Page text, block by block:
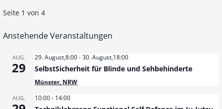
B
e
Seite 1 von 4
Anstehende Veranstaltungen
AUG.
29
29. August,8:00-30. August,18:00
SelbstSicherheit für Blinde und Sehbehinderte
Münster, NRW
AUG. 10:00- 14:00